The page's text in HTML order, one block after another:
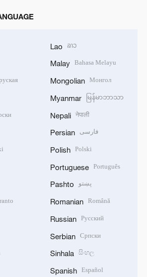
Lao ລາວ
Malay Bahasa Melayu
Mongolian Монгол
Myanmar မြန်မာဘာသာ
Nepali नेपाली
Persian فارسی
Polish Polski
Portuguese Português
Pashto پښتو
Romanian Română
Russian Русский
Serbian Српски
Sinhala සිංහල
Spanish Español